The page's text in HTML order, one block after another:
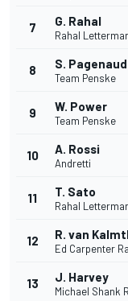
7 G. Rahal
Rahal
8 S. Pagenaud
Team Penske
9 W. Power
Team Penske
10 A. Rossi
Andretti
11 T. Sato
Rahal
12 R. van
Ed Carpenter
13 J. Harvey
Michael Shank